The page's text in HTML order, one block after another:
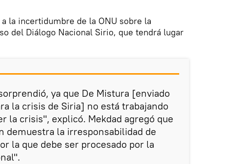
la incertidumbre de la ONU sobre la
del Diálogo Nacional Sirio, que tendrá lugar
ya que De Mistura [enviado
la crisis de Siria] no está trabajando
la crisis", explicó. Mekdad agregó que
demuestra la irresponsabilidad de
la que debe ser procesado por la